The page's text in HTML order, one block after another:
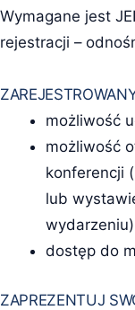
Wymagane jest
rejestracji –
możliwość
możliwość
konferencji
lub
wydarzeniu)
dostęp do
ZAPREZENTUJ